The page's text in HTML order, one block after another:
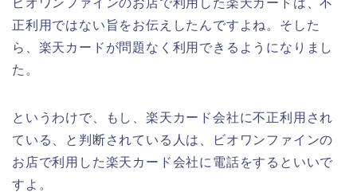
正利用ではない旨をお伝えしたんですよね。そした
ら、楽天カードが問題なく利用できるようになりまし
た。
というわけで、もし、楽天カード会社に不正利用され
ている、と判断されている人は、ビオワンファインの
お店で利用した楽天カード会社に電話をするといいで
すよ。